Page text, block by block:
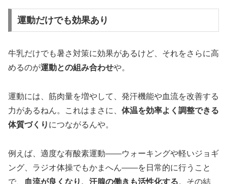
運動だけでも効果あり
牛乳だけでも暑さ対策に効果があるけど、それをさらに高
めるのが運動との組み合わせや。
運動には、筋肉量を増やして、発汗機能や血流を改善する
力があるねん。これはまさに、 体温を効率よく調整できる
体質づくり につながるんや。
例えば、適度な有酸素運動――ウォーキングや軽いジョギ
ング、ラジオ体操でもかまへん――を日常的に行うこと
で、
血流が良くなり、汗腺の働きも活性化する。その結